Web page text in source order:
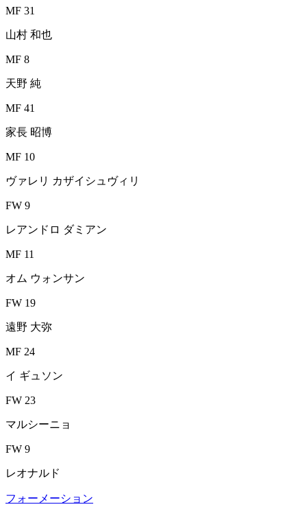
MF 31
山村 和也
MF 8
天野 純
MF 41
家長 昭博
MF 10
ヴァレリ カザイシュヴィリ
FW 9
レアンドロ ダミアン
MF 11
オム ウォンサン
FW 19
遠野 大弥
MF 24
イ ギュソン
FW 23
マルシーニョ
FW 9
レオナルド
フォーメーション